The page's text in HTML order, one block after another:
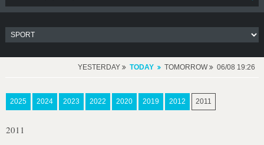
YESTERDAY TODAY TOMORROW 06/08 19:26
2025 2024 2023 2022 2020 2019 2012 2011
2011